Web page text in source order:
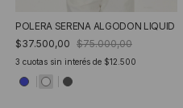
POLERA SERENA ALGODON LIQUID
$37.500,00 $75.000,00
3 cuotas sin interés de $12.500